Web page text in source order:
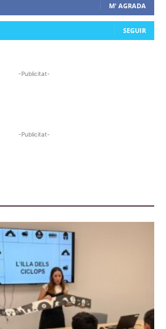
M' AGRADA
SEGUIR
-Publicitat-
-Publicitat-